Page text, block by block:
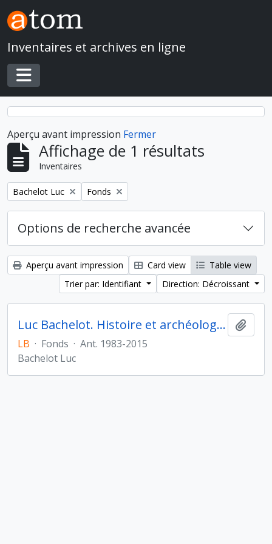
Skip to main content
Inventaires et archives en ligne
Toggle navigation
Aperçu avant impression Fermer
Affichage de 1 résultats
Inventaires
Remove filter:
Bachelot Luc Remove filter:
Fonds
Options de recherche avancée
Aperçu avant impression Card view
Table view
Trier par: Identifiant
Direction: Décroissant
Luc Bachelot. Histoire et archéologie de l'Orient cunéiforme
LB · Fonds · Ant. 1983-2015
Bachelot Luc